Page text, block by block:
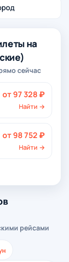
на
сейчас
от 97 328 ₽
Найти →
от 98 752 ₽
Найти →
рейсами